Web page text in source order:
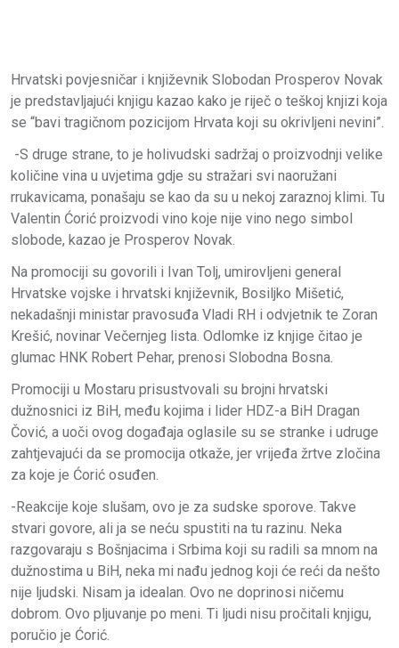
Hrvatski povjesničar i književnik Slobodan Prosperov Novak
je predstavljajući knjigu kazao kako je riječ o teškoj knjizi koja
se “bavi tragičnom pozicijom Hrvata koji su okrivljeni nevini”.
-S druge strane, to je holivudski sadržaj o proizvodnji velike
količine vina u uvjetima gdje su stražari svi naoružani
rrukavicama, ponašaju se kao da su u nekoj zaraznoj klimi. Tu
Valentin Ćorić proizvodi vino koje nije vino nego simbol
slobode, kazao je Prosperov Novak.
Na promociji su govorili i Ivan Tolj, umirovljeni general
Hrvatske vojske i hrvatski književnik, Bosiljko Mišetić,
nekadašnji ministar pravosuđa Vladi RH i odvjetnik te Zoran
Krešić, novinar Večernjeg lista. Odlomke iz knjige čitao je
glumac HNK Robert Pehar, prenosi Slobodna Bosna.
Promociji u Mostaru prisustvovali su brojni hrvatski
dužnosnici iz BiH, među kojima i lider HDZ-a BiH Dragan
Čović, a uoči ovog događaja oglasile su se stranke i udruge
zahtjevajući da se promocija otkaže, jer vrijeđa žrtve zločina
za koje je Ćorić osuđen.
-Reakcije koje slušam, ovo je za sudske sporove. Takve
stvari govore, ali ja se neću spustiti na tu razinu. Neka
razgovaraju s Bošnjacima i Srbima koji su radili sa mnom na
dužnostima u BiH, neka mi nađu jednog koji će reći da nešto
nije ljudski. Nisam ja idealan. Ovo ne doprinosi ničemu
dobrom. Ovo pljuvanje po meni. Ti ljudi nisu pročitali knjigu,
poručio je Ćorić.